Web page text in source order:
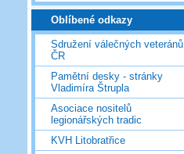
Oblíbené odkazy
Sdružení válečných veteránů
ČR
Pamětní desky - stránky
Vladimíra Štrupla
Asociace nositelů
legionářských tradic
KVH Litobratřice